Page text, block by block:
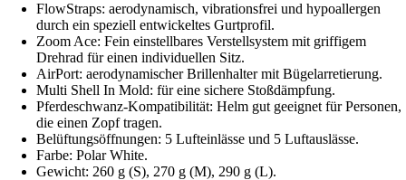
FlowStraps: aerodynamisch, vibrationsfrei und hypoallergen
durch ein speziell entwickeltes Gurtprofil.
Zoom Ace: Fein einstellbares Verstellsystem mit griffigem
Drehrad für einen individuellen Sitz.
AirPort: aerodynamischer Brillenhalter mit Bügelarretierung.
Multi Shell In Mold: für eine sichere Stoßdämpfung.
Pferdeschwanz-Kompatibilität: Helm gut geeignet für Personen,
die einen Zopf tragen.
Belüftungsöffnungen: 5 Lufteinlässe und 5 Luftauslässe.
Farbe: Polar White.
Gewicht: 260 g (S), 270 g (M), 290 g (L).